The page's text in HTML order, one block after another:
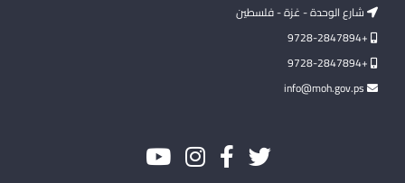
شارع الوحدة - غزة - فلسطين
+9728-2847894
+9728-2847894